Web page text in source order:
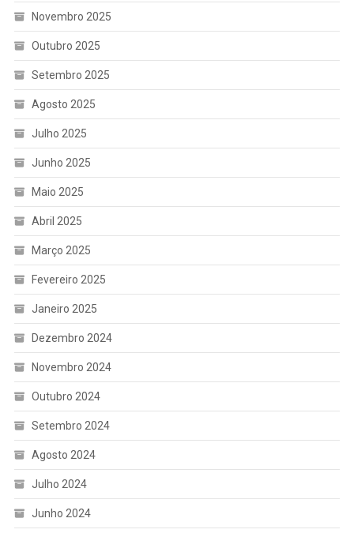
Novembro 2025
Outubro 2025
Setembro 2025
Agosto 2025
Julho 2025
Junho 2025
Maio 2025
Abril 2025
Março 2025
Fevereiro 2025
Janeiro 2025
Dezembro 2024
Novembro 2024
Outubro 2024
Setembro 2024
Agosto 2024
Julho 2024
Junho 2024